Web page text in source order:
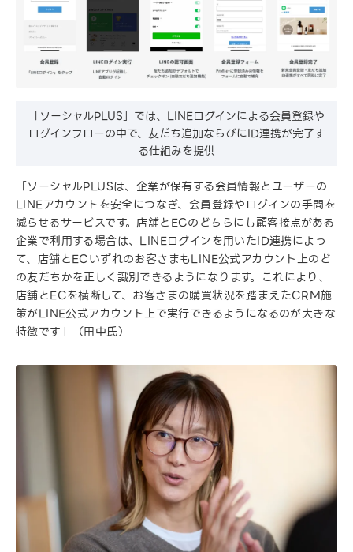
「ソーシャルPLUS」では、LINEログインによる会員登録や
ログインフローの中で、友だち追加ならびにID連携が完了す
る仕組みを提供
「ソーシャルPLUSは、企業が保有する会員情報とユーザーの
LINEアカウントを安全につなぎ、会員登録やログインの手間を
減らせるサービスです。店舗とECのどちらにも顧客接点がある
企業で利用する場合は、LINEログインを用いたID連携によっ
て、店舗とECいずれのお客さまもLINE公式アカウント上のど
の友だちかを正しく識別できるようになります。これにより、
店舗とECを横断して、お客さまの購買状況を踏まえたCRM施
策がLINE公式アカウント上で実行できるようになるのが大きな
特徴です」（田中氏）